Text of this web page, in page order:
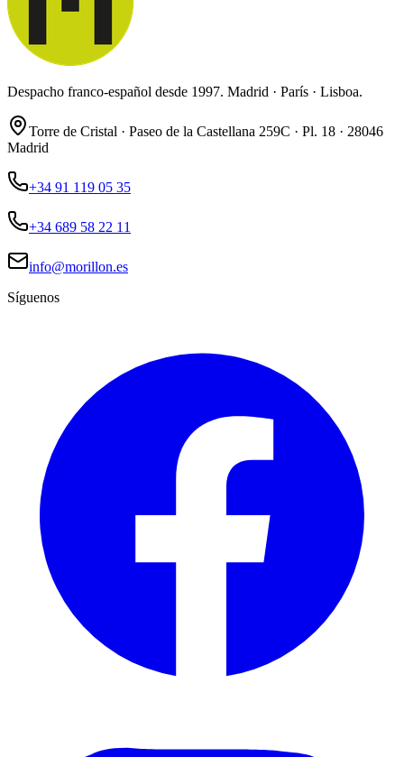
Despacho franco-español desde 1997. Madrid · París · Lisboa.
Torre de Cristal · Paseo de la Castellana 259C · Pl. 18 · 28046
Madrid
+34 91 119 05 35
+34 689 58 22 11
info@morillon.es
Síguenos